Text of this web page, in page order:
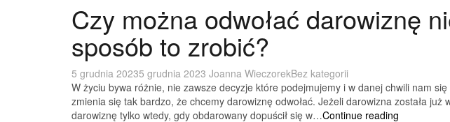
Czy można odwołać darowiznę
sposób to zrobić?
5 grudnia 20235 grudnia 2023 Joanna WieczorekBez kategorii
W życiu bywa różnie, nie zawsze decyzje które podejmujemy i w danej chwili nam
zmienia się tak bardzo, że chcemy darowiznę odwołać. Jeżeli darowizna została
darowiznę tylko wtedy, gdy obdarowany dopuścił się w…Continue reading